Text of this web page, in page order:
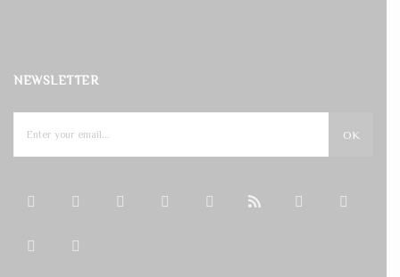
NEWSLETTER
OK